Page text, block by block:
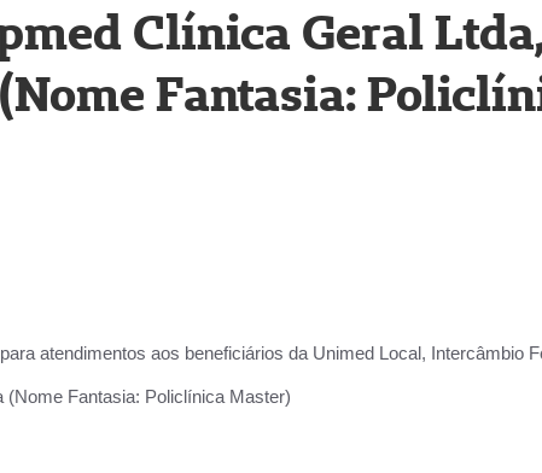
Clínica Geral Ltda,
Fantasia:
atendimentos aos beneficiários da Unimed Local, Intercâmbio
(Nome Fantasia: Policlínica Master)